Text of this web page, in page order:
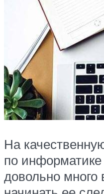
На
по информатике
довольно